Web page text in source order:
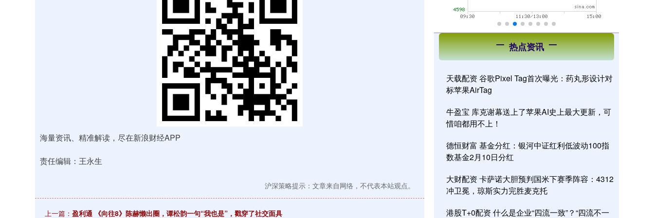
海量资讯、精准解读，尽在新浪财经APP
责任编辑：王永生
沪深策略提示：文章来自网络，不代表本站观点。
上一篇： 盈利通 《向往8》陈赫懒出圈，谭松韵一句“我也是”，戳穿了社交面具
热点资讯
天载配资 谷歌Pixel Tag首次曝光：药丸形设计对
标苹果AirTag
牛盈宝 库克谢幕送上了苹果AI史上最大更新，可
惜咱都用不上！
德恒财富 基金分红：银河中证红利低波动100指
数基金2月10日分红
大财配资 卡萨诺大胆预判国米下赛季阵容：4312
冲卫冕，琼斯实力完胜麦克托
港股T+0配资 什么是企业“四流一致”？“四流不一